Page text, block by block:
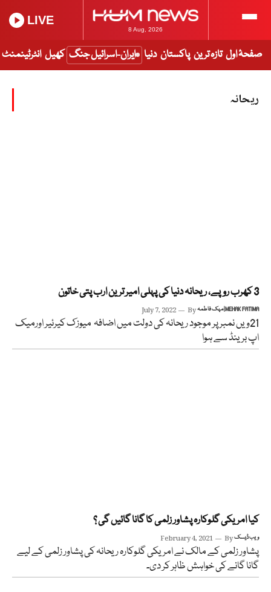
8 Aug, 2026
LIVE
صفحۂ اول تازہ ترین پاکستان دنیا ایران-اسرائیل جنگ کھیل انٹرٹینمنٹ
ریحانہ
3 کھرب روپے، ریحانہ دنیا کی پہلی امیر ترین ارب پتی خاتون
July 7, 2022 By مہک فاطمہ | MEHAK FATIMA
21ویں نمبر پر موجود ریحانہ کی دولت میں اضافہ میوزک کیرئیر اورمیک
اپ برینڈ سے ہوا
کیا امریکی گلوکارہ پشاور زلمی کا گانا گائیں گی ؟
February 4, 2021 Byویب ڈیسک
پشاور زلمی کے مالک نے امریکی گلوکارہ ریحانہ کی پشاور زلمی کے لیے
گانا گانے کی خواہش ظاہر کر دی۔